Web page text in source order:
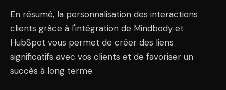
En résumé, la personnalisation des interactions
clients grâce à l'intégration de Mindbody et
HubSpot vous permet de créer des liens
significatifs avec vos clients et de favoriser un
succès à long terme.